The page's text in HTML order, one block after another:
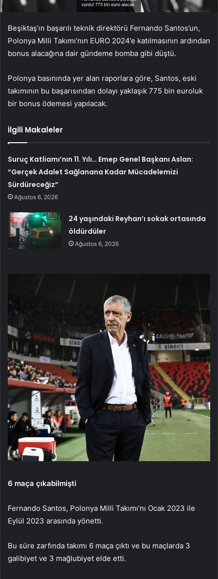
Beşiktaş’ın başarılı teknik direktörü Fernando Santos’un,
Polonya Milli Takımı’nın EURO 2024’e katılmasının ardından
bonus alacağına dair gündeme bomba gibi düştü.
Polonya basınında yer alan raporlara göre, Santos, eski
takımının bu başarısından dolayı yaklaşık 775 bin euroluk
bir bonus ödemesi yapılacak.
İlgili Makaleler
Suruç Katliamı’nın 11. Yılı… Emep Genel Başkanı Aslan:
“Gerçek Adalet Sağlanana Kadar Mücadelemizi
Sürdüreceğiz”
Ağustos 6, 2026
24 yaşındaki Reyhan’ı sokak ortasında
öldürdüler
Ağustos 6, 2026
6 maça çıkabilmişti
Fernando Santos, Polonya Milli Takımı’nı Ocak 2023 ile
Eylül 2023 arasında yönetti.
Bu süre zarfında takımı 6 maça çıktı ve bu maçlarda 3
galibiyet ve 3 mağlubiyet elde etti.